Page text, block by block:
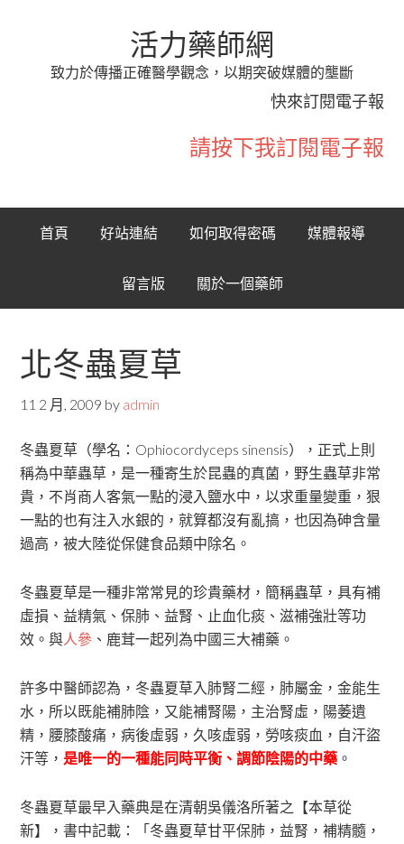
活力藥師網
致力於傳播正確醫學觀念，以期突破媒體的壟斷
快來訂閱電子報
請按下我訂閱電子報
首頁 好站連結 如何取得密碼 媒體報導
留言版 關於一個藥師
北冬蟲夏草
11 2 月, 2009 by admin
冬蟲夏草（學名：Ophiocordyceps sinensis），正式上則
稱為中華蟲草，是一種寄生於昆蟲的真菌，野生蟲草非常
貴，不肖商人客氣一點的浸入鹽水中，以求重量變重，狠
一點的也有注入水銀的，就算都沒有亂搞，也因為砷含量
過高，被大陸從保健食品類中除名。
冬蟲夏草是一種非常常見的珍貴藥材，簡稱蟲草，具有補
虛損、益精氣、保肺、益腎、止血化痰、滋補強壯等功
效。與人參 、鹿茸一起列為中國三大補藥。
許多中醫師認為，冬蟲夏草入肺腎二經，肺屬金，金能生
水，所以既能補肺陰，又能補腎陽，主治腎虛，陽萎遺
精，腰膝酸痛，病後虛弱，久咳虛弱，勞咳痰血，自汗盜
汗等， 是唯一的一種能同時平衡、調節陰陽的中藥 。
冬蟲夏草最早入藥典是在清朝吳儀洛所著之【本草從
新】，書中記載：「冬蟲夏草甘平保肺，益腎，補精髓，